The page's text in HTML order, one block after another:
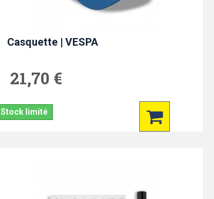
Casquette | VESPA
21,70 €
Stock limité